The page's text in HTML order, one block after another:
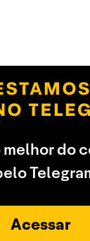
melhor do
Acessar